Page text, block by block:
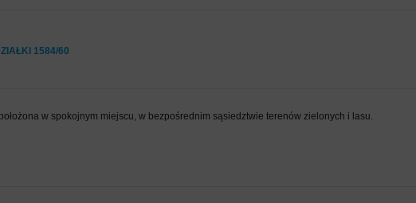
1584/60
w spokojnym miejscu, w bezpośrednim sąsiedztwie terenów zielonych i lasu.